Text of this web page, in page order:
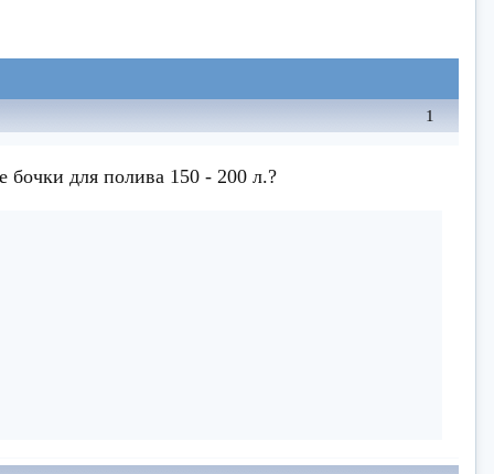
1
бочки для полива 150 - 200 л.?